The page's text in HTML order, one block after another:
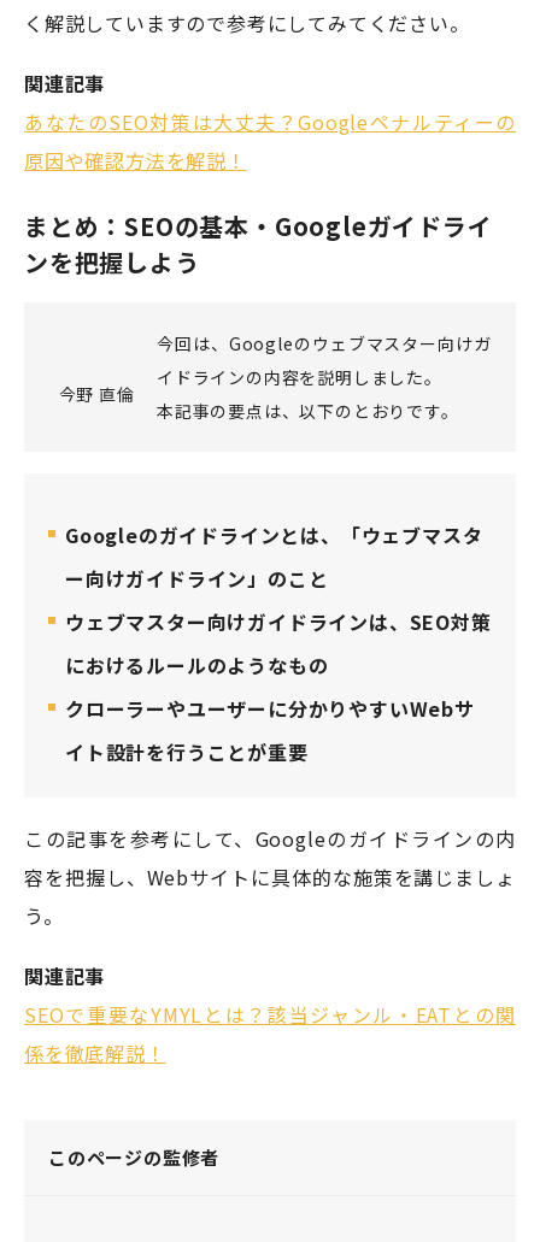
く解説していますので参考にしてみてください。
関連記事
あなたのSEO対策は大丈夫？Googleペナルティーの
原因や確認方法を解説！
まとめ：SEOの基本・Googleガイドライ
ンを把握しよう
今野 直倫
今回は、Googleのウェブマスター向けガ
イドラインの内容を説明しました。
本記事の要点は、以下のとおりです。
Googleのガイドラインとは、「ウェブマスタ
ー向けガイドライン」のこと
ウェブマスター向けガイドラインは、SEO対策
におけるルールのようなもの
クローラーやユーザーに分かりやすいWebサ
イト設計を行うことが重要
この記事を参考にして、Googleのガイドラインの内
容を把握し、Webサイトに具体的な施策を講じましょ
う。
関連記事
SEOで重要なYMYLとは？該当ジャンル・EATとの関
係を徹底解説！
このページの監修者